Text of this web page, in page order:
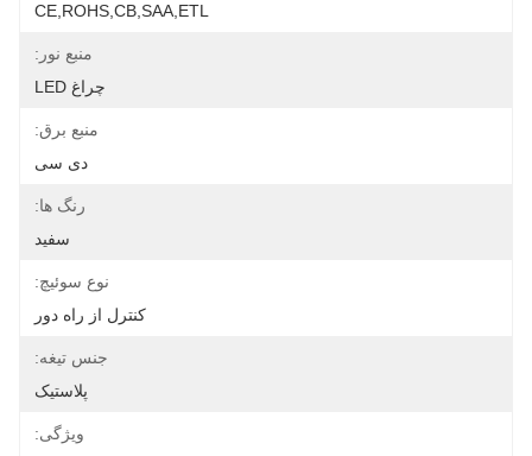
CE,ROHS,CB,SAA,ETL
منبع نور:
چراغ LED
منبع برق:
دی سی
رنگ ها:
سفید
نوع سوئیچ:
کنترل از راه دور
جنس تیغه:
پلاستیک
ویژگی: